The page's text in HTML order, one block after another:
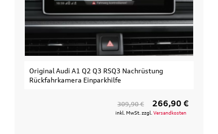
Original Audi A1 Q2 Q3 RSQ3 Nachrüstung
Rückfahrkamera Einparkhilfe
309,90 € 266,90 €
inkl. MwSt. zzgl. Versandkosten